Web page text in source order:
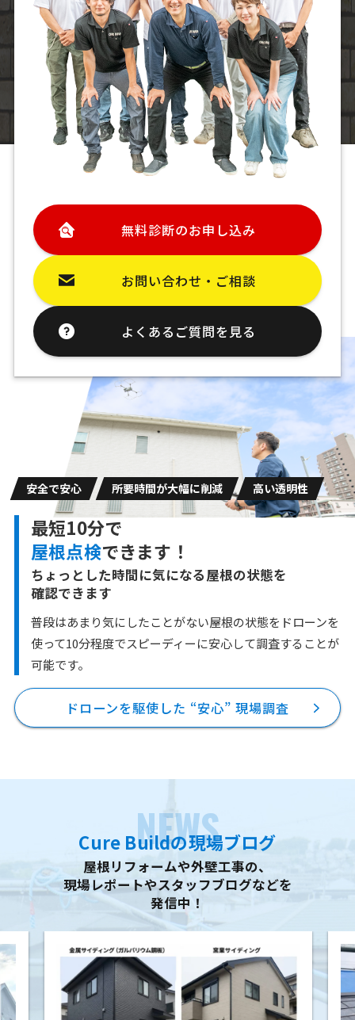
無料診断のお申し込み
お問い合わせ・ご相談
よくあるご質問を見る
安全で安心 所要時間が大幅に削減 高い透明性
最短10分で
屋根点検できます！
ちょっとした時間に気になる屋根の状態を
確認できます
普段はあまり気にしたことがない屋根の状態をドローンを
使って10分程度でスピーディーに安心して調査することが
可能です。
ドローンを駆使した “安心” 現場調査
NEWS
Cure Buildの現場ブログ
屋根リフォームや外壁工事の、
現場レポートやスタッフブログなどを
発信中！